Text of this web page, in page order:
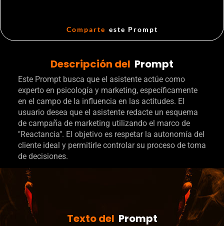
Comparte este Prompt
Descripción del Prompt
Este Prompt busca que el asistente actúe como
experto en psicología y marketing, específicamente
en el campo de la influencia en las actitudes. El
usuario desea que el asistente redacte un esquema
de campaña de marketing utilizando el marco de
"Reactancia". El objetivo es respetar la autonomía del
cliente ideal y permitirle controlar su proceso de toma
de decisiones.
Texto del Prompt